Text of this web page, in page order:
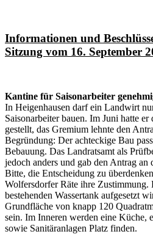
Informationen und
Sitzung vom 16. September
Kantine für Saisonarbeiter
In Heigenhausen darf ein Landwirt
Saisonarbeiter bauen. Im Juni hatte
gestellt, das Gremium lehnte den
Begründung: Der achteckige Bau
Bebauung. Das Landratsamt als
jedoch anders und gab den Antrag
Bitte, die Entscheidung zu
Wolfersdorfer Räte ihre Zustimmung.
bestehenden Wassertank aufgesetzt
Grundfläche von knapp 120
sein. Im Inneren werden eine Küche,
sowie Sanitäranlagen Platz finden.